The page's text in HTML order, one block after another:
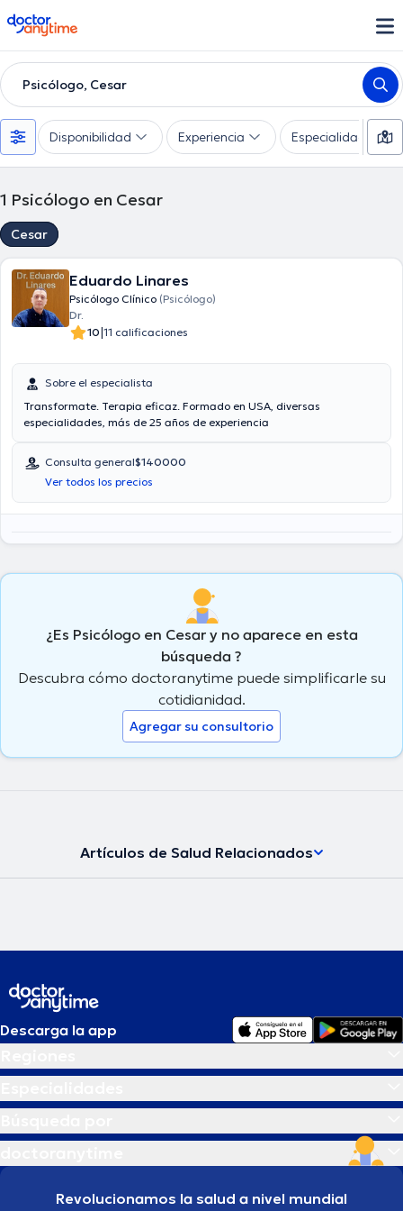
doctoranytime
Psicólogo, Cesar
Disponibilidad Experiencia Especialidades
1 Psicólogo en Cesar
Cesar
Eduardo Linares
Psicólogo Clínico (Psicólogo)
Dr.
10|11 calificaciones
Sobre el especialista
Transformate. Terapia eficaz. Formado en USA, diversas
especialidades, más de 25 años de experiencia
Consulta general$140000
Ver todos los precios
¿Es Psicólogo en Cesar y no aparece en esta
búsqueda ?
Descubra cómo doctoranytime puede simplificarle su
cotidianidad.
Agregar su consultorio
Artículos de Salud Relacionados
Descarga la app
Revolucionamos la salud a nivel mundial